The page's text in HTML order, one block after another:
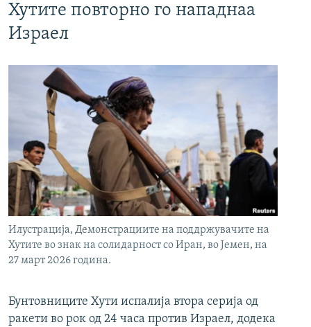
Хутите повторно го нападнаа
Израел
Илустрација, Демонстрациите на поддржувачите на
Хутите во знак на солидарност со Иран, во Јемен, на
27 март 2026 година.
Бунтовниците Хути испалија втора серија од
ракети во рок од 24 часа против Израел, додека